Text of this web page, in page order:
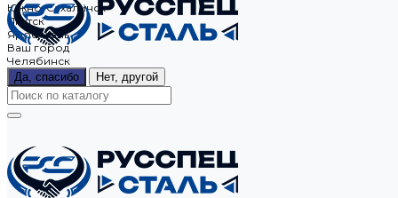
Южно-Сахалинск
Якутск
Ярославль
Ваш город
Челябинск
Да, спасибо
Нет, другой